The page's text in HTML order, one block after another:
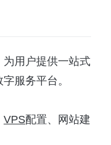
用户提供一站式
服务平台。
VPS配置、网站建